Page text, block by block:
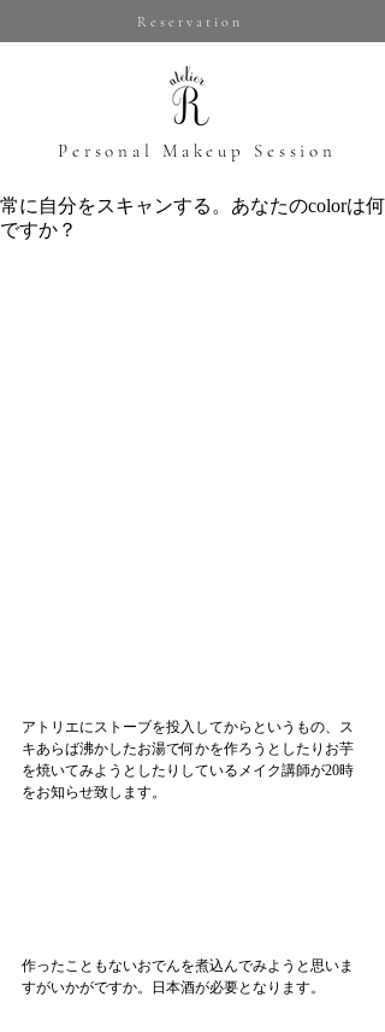
Reservation
​Personal Makeup Session
常に自分をスキャンする。あなたのcolorは何
ですか？
アトリエにストーブを投入してからというもの、ス
キあらば沸かしたお湯で何かを作ろうとしたりお芋
を焼いてみようとしたりしているメイク講師が20時
をお知らせ致します。
作ったこともないおでんを煮込んでみようと思いま
すがいかがですか。日本酒が必要となります。